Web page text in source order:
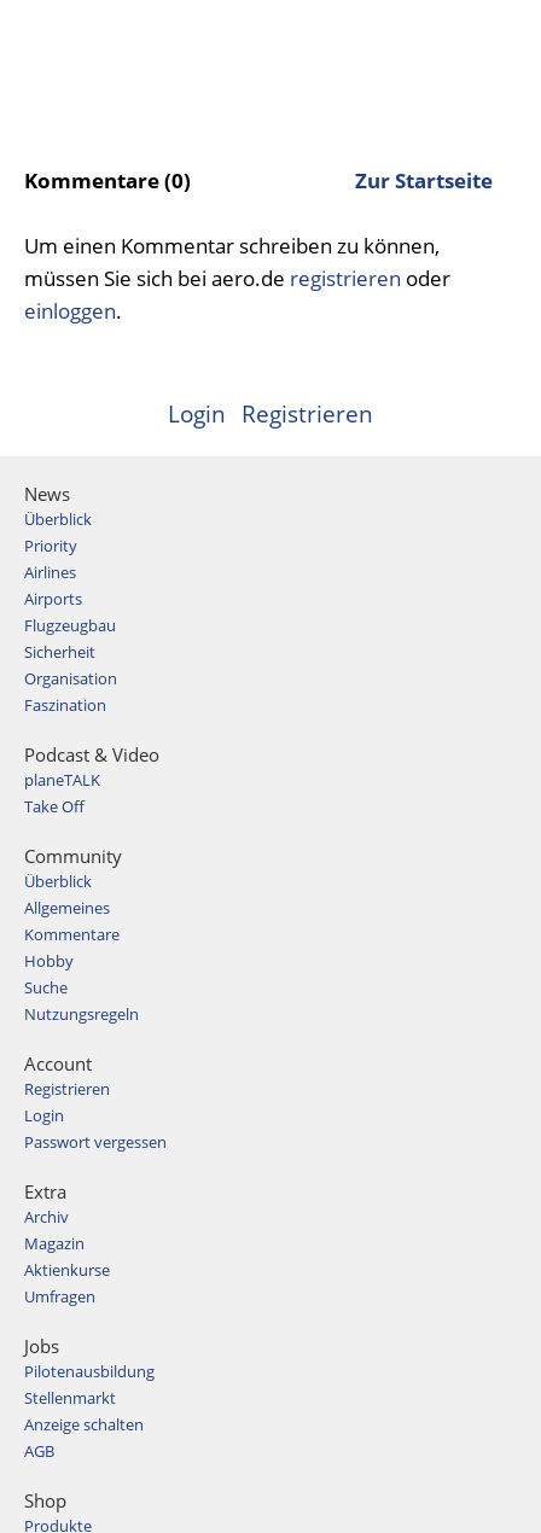
Kommentare (0) Zur Startseite
Um einen Kommentar schreiben zu können,
müssen Sie sich bei aero.de registrieren oder
einloggen.
Login Registrieren
News
Überblick
Priority
Airlines
Airports
Flugzeugbau
Sicherheit
Organisation
Faszination
Podcast & Video
planeTALK
Take Off
Community
Überblick
Allgemeines
Kommentare
Hobby
Suche
Nutzungsregeln
Account
Registrieren
Login
Passwort vergessen
Extra
Archiv
Magazin
Aktienkurse
Umfragen
Jobs
Pilotenausbildung
Stellenmarkt
Anzeige schalten
AGB
Shop
Produkte